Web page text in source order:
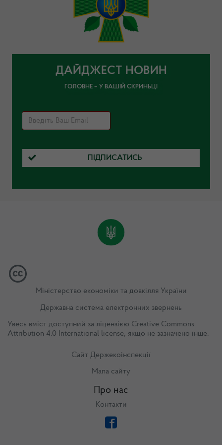
ДАЙДЖЕСТ НОВИН
ГОЛОВНЕ – У ВАШІЙ СКРИНЬЦІ
ПІДПИСАТИСЬ
Міністерство економіки та довкілля України
Державна система електронних звернень
Увесь вміст доступний за ліцензією Creative Commons
Attribution 4.0 International license, якщо не зазначено інше.
Сайт Держекоінспекції
Мапа сайту
Про нас
Контакти